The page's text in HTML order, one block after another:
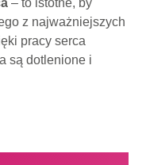
– to istotne, by
z najważniejszych
pracy serca
są dotlenione i